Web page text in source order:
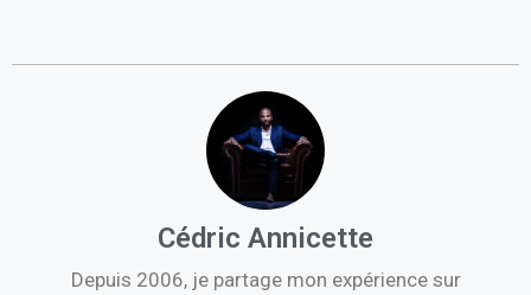
Cédric Annicette
Depuis 2006, je partage mon expérience sur